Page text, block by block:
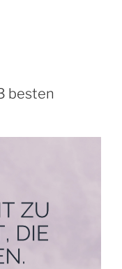
besten